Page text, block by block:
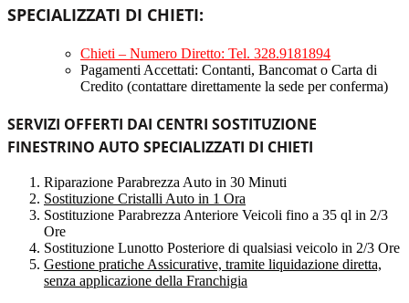
SPECIALIZZATI DI CHIETI:
Chieti – Numero Diretto: Tel. 328.9181894
Pagamenti Accettati: Contanti, Bancomat o Carta di
Credito (contattare direttamente la sede per conferma)
SERVIZI OFFERTI DAI CENTRI SOSTITUZIONE
FINESTRINO AUTO SPECIALIZZATI DI CHIETI
Riparazione Parabrezza Auto in 30 Minuti
Sostituzione Cristalli Auto in 1 Ora
Sostituzione Parabrezza Anteriore Veicoli fino a 35 ql in 2/3
Ore
Sostituzione Lunotto Posteriore di qualsiasi veicolo in 2/3 Ore
Gestione pratiche Assicurative, tramite liquidazione diretta,
senza applicazione della Franchigia